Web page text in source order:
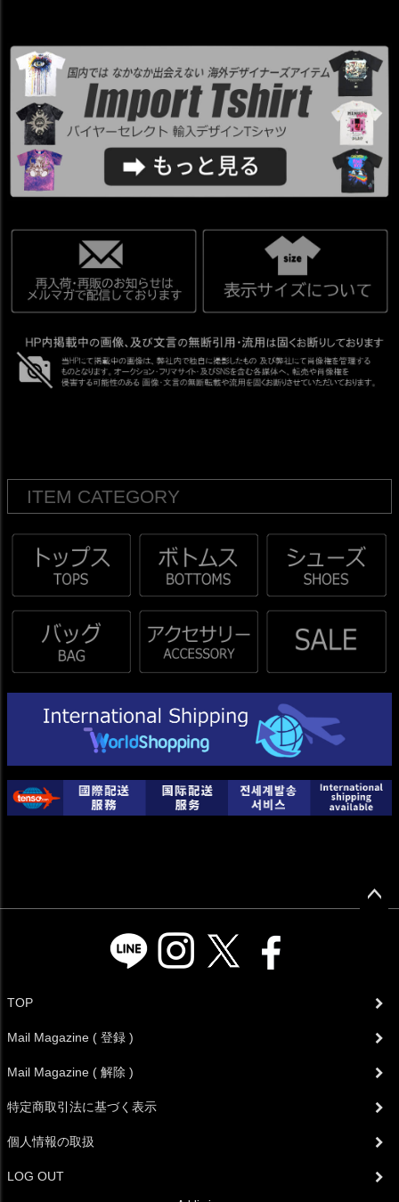
ITEM CATEGORY
TOP
Mail Magazine ( 登録 )
Mail Magazine ( 解除 )
特定商取引法に基づく表示
個人情報の取扱
LOG OUT